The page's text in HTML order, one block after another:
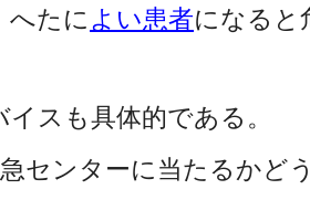
へたに よい患者になると
スも具体的である。
センターに当たるかど